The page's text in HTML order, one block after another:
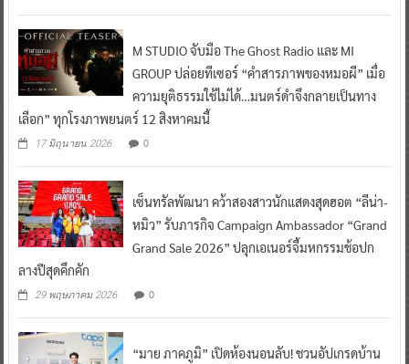
M STUDIO จับมือ The Ghost Radio และ MI
GROUP ปล่อยทีเซอร์ “คำสารภาพของหมอผี” เมื่อ
ความยุติธรรมใช้ไม่ได้…มนตร์ดำจึงกลายเป็นทาง
เลือก” ทุกโรงภาพยนตร์ 12 สิงหาคมนี้
17 มิถุนายน 2026 0
เซ็นทรัลพัฒนา คว้าสองสาวนักแสดงสุดฮอต “ลีน่า-
หมิว” รับภารกิจ Campaign Ambassador “Grand
Grand Sale 2026” ปลุกเอเนอร์จี้มหกรรมช้อปก
ลางปีสุดคึกคัก
29 พฤษภาคม 2026 0
“มาย ภาคภูมิ” เปิดห้องนอนลับ! ชวนอัปเกรดบ้าน